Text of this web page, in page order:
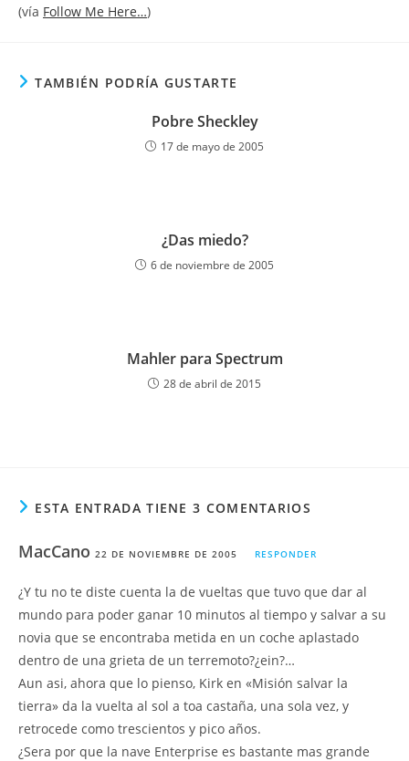
(vía Follow Me Here…)
TAMBIÉN PODRÍA GUSTARTE
Pobre Sheckley
17 de mayo de 2005
¿Das miedo?
6 de noviembre de 2005
Mahler para Spectrum
28 de abril de 2015
ESTA ENTRADA TIENE 3 COMENTARIOS
MacCano 22 DE NOVIEMBRE DE 2005 RESPONDER
¿Y tu no te diste cuenta la de vueltas que tuvo que dar al
mundo para poder ganar 10 minutos al tiempo y salvar a su
novia que se encontraba metida en un coche aplastado
dentro de una grieta de un terremoto?¿ein?…
Aun asi, ahora que lo pienso, Kirk en «Misión salvar la
tierra» da la vuelta al sol a toa castaña, una sola vez, y
retrocede como trescientos y pico años.
¿Sera por que la nave Enterprise es bastante mas grande